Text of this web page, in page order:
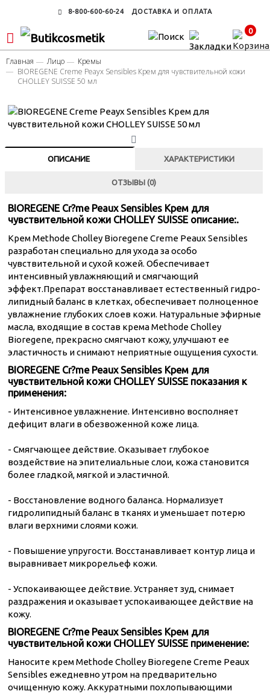
8-800-600-60-24 ДОСТАВКА И ОПЛАТА
0
Главная Лицо
Кремы
BIOREGENE Creme Peayx Sensibles Крем для чувствительной кожи
CHOLLEY SUISSE 50 мл
ОПИСАНИЕ ХАРАКТЕРИСТИКИ
ОТЗЫВЫ (0)
BIOREGENE Cr?me Peaux Sensibles Крем для
чувствительной кожи CHOLLEY SUISSE описание:.
Крем Methode Cholley Bioregene Creme Peaux Sensibles
разработан специально для ухода за особо
чувствительной и сухой кожей. Обеспечивает
интенсивный увлажняющий и смягчающий
эффект.Препарат восстанавливает естественный гидро-
липидный баланс в клетках, обеспечивает полноценное
увлажнение глубоких слоев кожи. Натуральные эфирные
масла, входящие в состав крема Methode Cholley
Bioregene, прекрасно смягчают кожу, улучшают ее
эластичность и снимают неприятные ощущения сухости.
BIOREGENE Cr?me Peaux Sensibles Крем для
чувствительной кожи CHOLLEY SUISSE показания к
применения:
- Интенсивное увлажнение. Интенсивно восполняет
дефицит влаги в обезвоженной коже лица.
- Смягчающее действие. Оказывает глубокое
воздействие на эпителиальные слои, кожа становится
более гладкой, мягкой и эластичной.
- Восстановление водного баланса. Нормализует
гидролипидный баланс в тканях и уменьшает потерю
влаги верхними слоями кожи.
- Повышение упругости. Восстанавливает контур лица и
выравнивает микрорельеф кожи.
- Успокаивающее действие. Устраняет зуд, снимает
раздражения и оказывает успокаивающее действие на
кожу.
BIOREGENE Cr?me Peaux Sensibles Крем для
чувствительной кожи CHOLLEY SUISSE применение:
Наносите крем Methode Cholley Bioregene Creme Peaux
Sensibles ежедневно утром на предварительно
очищенную кожу. Аккуратными похлопывающими